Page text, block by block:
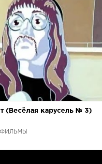
(Весёлая карусель № 3)